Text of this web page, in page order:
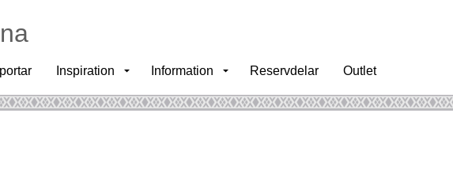
Inspiration Information Reservdelar Outlet